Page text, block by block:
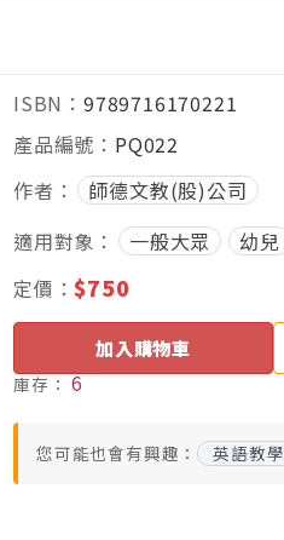
ISBN： 9789716170221
產品編號： PQ022
作者：
師德文教(股)公司
適用對象：
一般大眾 幼兒
定價：$750
加入購物車
庫存： 6
您可能也會有興趣： 英語教學